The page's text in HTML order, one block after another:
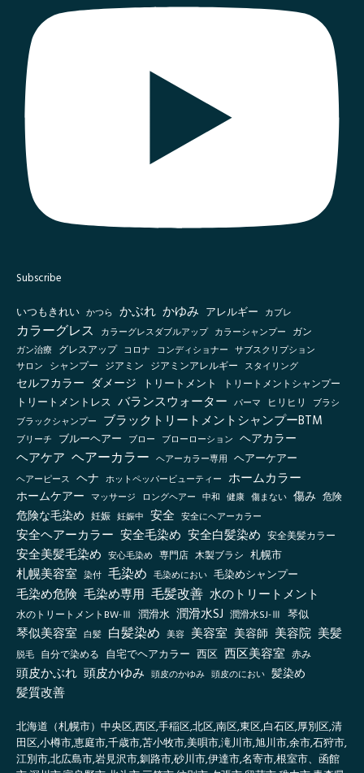
Subscribe
いつもきれい かつら かぶれ かゆみ アレルギー カブレ
カラーグレス カラーグレスダブルアップ カラーシャンプー ガン
ガン治療 グレスアップ コロナ コンディショナー サブスクリプション
サロン シャンプー ジアミン ジアミンアレルギー スタイリング
セルフカラー ダメージ トリートメント
トリートメントシャンプー
トリートメントレス バランスウォーター パーマ ヒリヒリ ブラシ
ブラックシャンプー ブラックトリートメントシャンプーBTM
ブリーチ ブルーヘアー ブロー ブローローション ヘアカラー
ヘアケア ヘアーカラー ヘアーカラー専用 ヘアーケアー
ヘアーピース ヘナ ホットペッパービューティー ホームカラー
ホームケアー マッサージ ロングヘアー 中和 健康 傷まない 傷み 危険
危険な毛染め 妊娠 妊娠中 安全 安全にヘアーカラー
安全ヘアーカラー 安全毛染め 安全白髪染め 安全美髪カラー
安全美髪毛染め 安心毛染め 専門店 木製ブラシ 札幌市
札幌美容室 染付 毛染め 毛染めにおい 毛染めシャンプー
毛染め危険 毛染め専用 毛髪改善 水のトリートメント
水のトリートメントBW-Ⅲ 潤滑水 潤滑水SJ 潤滑水SJ-Ⅲ 琴似
琴似美容室 白髪 白髪染め 美容 美容室 美容師 美容院 美髪
脱毛 自分で染める 自宅でヘアカラー 西区 西区美容室 赤み
頭皮かぶれ 頭皮かゆみ 頭皮のかゆみ 頭皮のにおい 髪染め
髪質改善
北海道（札幌市）中央区,西区,手稲区,北区,南区,東区,白石区,厚別区,清
田区,小樽市,恵庭市,千歳市,苫小牧市,美唄市,滝川市,旭川市,余市,石狩市,
江別市,北広島市,岩見沢市,釧路市,砂川市,伊達市,名寄市,根室市、函館